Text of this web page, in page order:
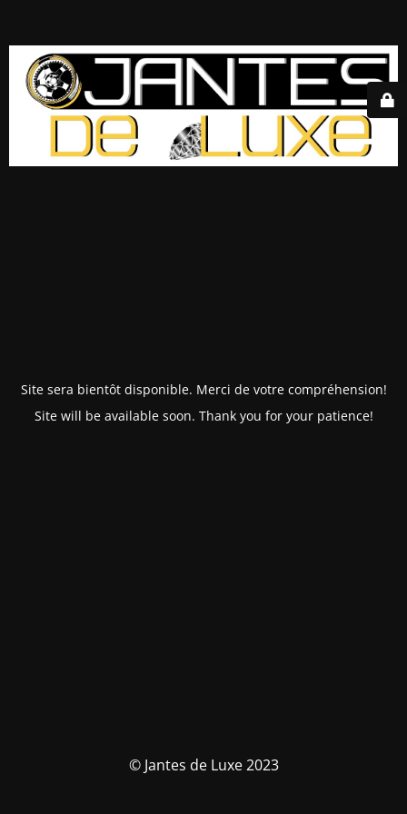
Site sera bientôt disponible. Merci de votre compréhension!
Site will be available soon. Thank you for your patience!
© Jantes de Luxe 2023